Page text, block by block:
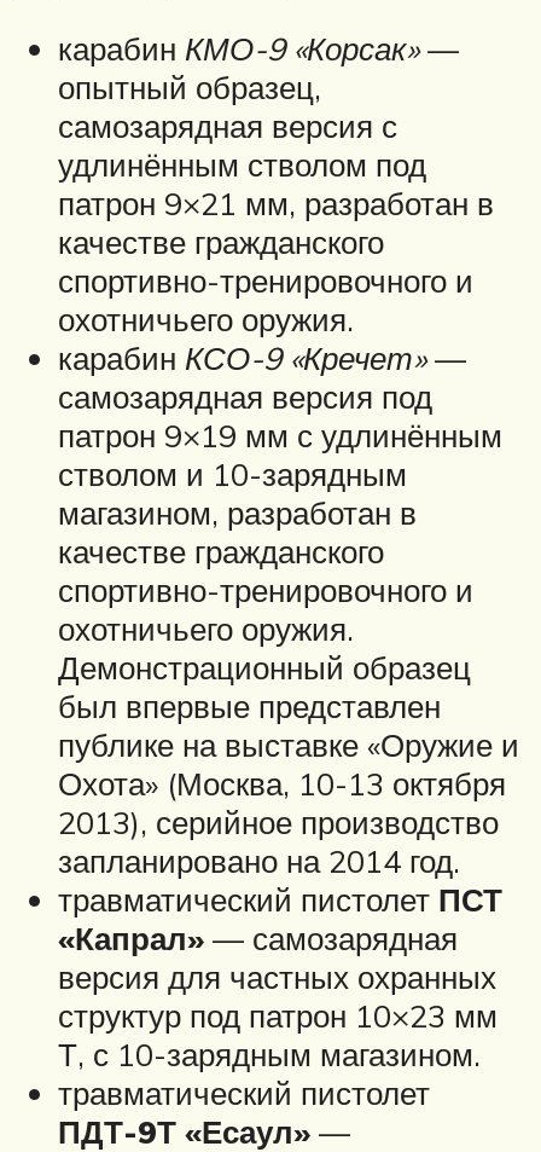
карабин КМО-9 «Корсак»—
опытный образец,
самозарядная версия с
удлинённым стволом под
патрон 9×21 мм, разработан в
качестве гражданского
спортивно-тренировочного и
охотничьего оружия.
карабин КСО-9 «Кречет»—
самозарядная версия под
патрон 9×19 мм с удлинённым
стволом и 10-зарядным
магазином, разработан в
качестве гражданского
спортивно-тренировочного и
охотничьего оружия.
Демонстрационный образец
был впервые представлен
публике на выставке «Оружие и
Охота» (Москва, 10-13 октября
2013), серийное производство
запланировано на 2014 год.
травматический пистолет ПСТ
«Капрал» — самозарядная
версия для частных охранных
структур под патрон 10×23 мм
Т, с 10-зарядным магазином.
травматический пистолет
ПДТ-9Т «Есаул» —